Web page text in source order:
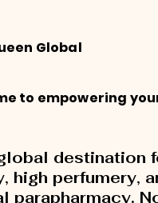
Global
to empowering
destination
high perfumery,
parapharmacy.